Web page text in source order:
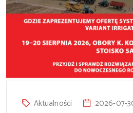
Aktualności 2026-07-